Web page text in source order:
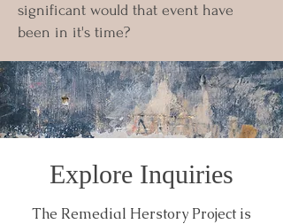
significant would that event have
been in it's time?​
Explore Inquiries
The Remedial Herstory Project is